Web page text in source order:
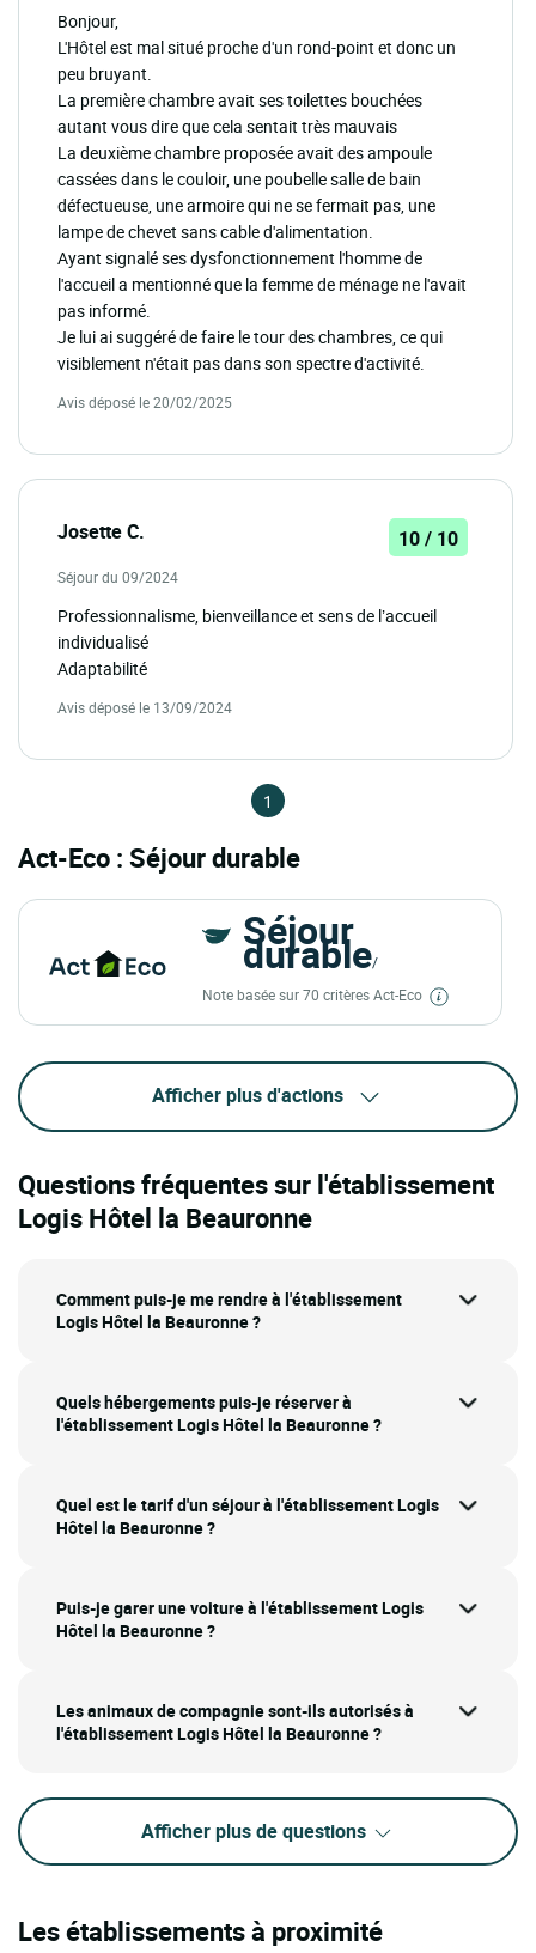
Bonjour,
L'Hôtel est mal situé proche d'un rond-point et donc un
peu bruyant.
La première chambre avait ses toilettes bouchées
autant vous dire que cela sentait très mauvais
La deuxième chambre proposée avait des ampoule
cassées dans le couloir, une poubelle salle de bain
défectueuse, une armoire qui ne se fermait pas, une
lampe de chevet sans cable d'alimentation.
Ayant signalé ses dysfonctionnement l'homme de
l'accueil a mentionné que la femme de ménage ne l'avait
pas informé.
Je lui ai suggéré de faire le tour des chambres, ce qui
visiblement n'était pas dans son spectre d'activité.
Avis déposé le 20/02/2025
Josette C. 10 / 10
Séjour du 09/2024
Professionnalisme, bienveillance et sens de l’accueil
individualisé
Adaptabilité
Avis déposé le 13/09/2024
1
Act-Eco : Séjour durable
Séjour
durable/
Note basée sur 70 critères Act-Eco
Afficher plus d'actions
Questions fréquentes sur l'établissement
Logis Hôtel la Beauronne
Comment puis-je me rendre à l'établissement
Logis Hôtel la Beauronne ?
Quels hébergements puis-je réserver à
l'établissement Logis Hôtel la Beauronne ?
Quel est le tarif d'un séjour à l'établissement Logis
Hôtel la Beauronne ?
Puis-je garer une voiture à l'établissement Logis
Hôtel la Beauronne ?
Les animaux de compagnie sont-ils autorisés à
l'établissement Logis Hôtel la Beauronne ?
Afficher plus de questions
Les établissements à proximité